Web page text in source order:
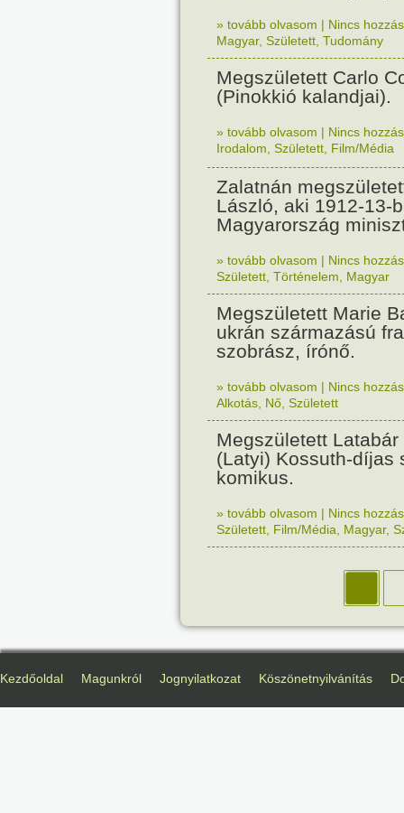
» tovább olvasom | Nincs
Magyar, Született Tudomány
Megszületett Carlo
(Pinokkió kalandjai).
» tovább olvasom | Nincs
Irodalom Született Film/Média
Zalatnán
László, aki 1912-13-
Magyarország
» tovább olvasom | Nincs
Született Történelem Magyar
Megszületett Marie
ukrán származású
szobrász, írónő.
» tovább olvasom | Nincs
Alkotás Nő Született
Megszületett Latabár
(Latyi) Kossuth-díjas
komikus.
» tovább olvasom | Nincs
Született Film/Média Magyar,
Kezdőoldal Magunkról Jognyilatkozat Köszönetnyilvánítás